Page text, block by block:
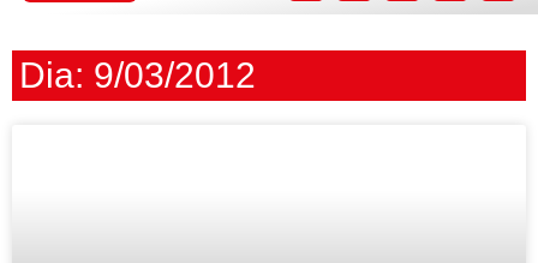
Dia: 9/03/2012